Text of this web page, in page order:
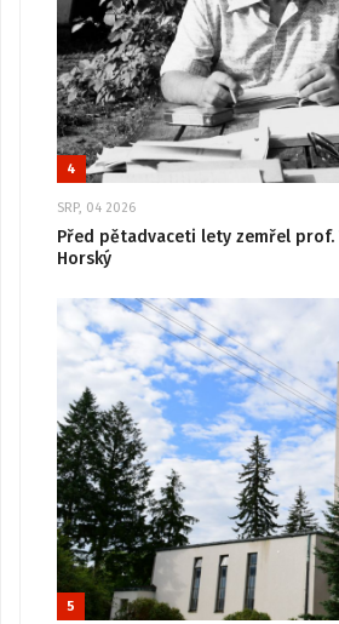
4
SRP, 04 2026
Před pětadvaceti lety zemřel prof.
Horský
5